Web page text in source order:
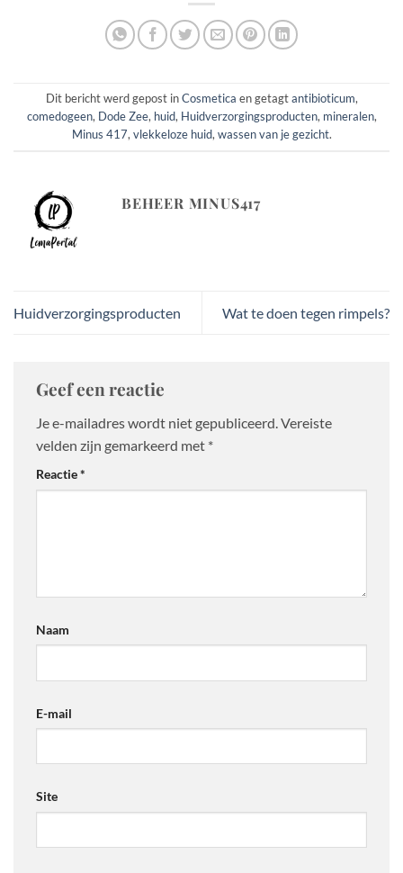
Dit bericht werd gepost inCosmetica en getagtantibioticum,
comedogeen, Dode Zee, huid, Huidverzorgingsproducten, mineralen,
Minus 417,vlekkeloze huid,wassen van je gezicht.
BEHEER MINUS417
Huidverzorgingsproducten Wat te doen tegen rimpels?
Geef een reactie
Je e-mailadres wordt niet gepubliceerd.Vereiste
velden zijn gemarkeerd met *
Reactie*
Naam
E-mail
Site